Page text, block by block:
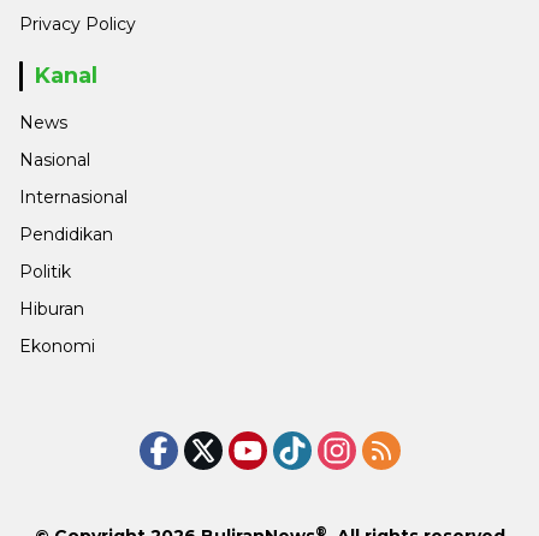
Privacy Policy
Kanal
News
Nasional
Internasional
Pendidikan
Politik
Hiburan
Ekonomi
®